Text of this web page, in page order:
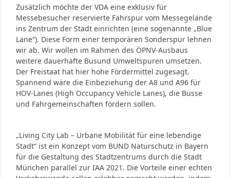
Zusätzlich möchte der VDA eine exklusiv für
Messebesucher reservierte Fahrspur vom Messegelände
ins Zentrum der Stadt einrichten (eine sogenannte „Blue
Lane“). Diese Form einer temporären Sonderspur lehnen
wir ab. Wir wollen im Rahmen des ÖPNV-Ausbaus
weitere dauerhafte Busund Umweltspuren umsetzen.
Der Freistaat hat hier hohe Fördermittel zugesagt.
Spannend wäre die Einbeziehung der A8 und A96 für
HOV-Lanes (High Occupancy Vehicle Lanes), die Busse
und Fahrgemeinschaften fördern sollen.
„Living City Lab – Urbane Mobilität für eine lebendige
Stadt“ ist ein Konzept vom BUND Naturschutz in Bayern
für die Gestaltung des Stadtzentrums durch die Stadt
München parallel zur IAA 2021. Die Vorteile einer echten